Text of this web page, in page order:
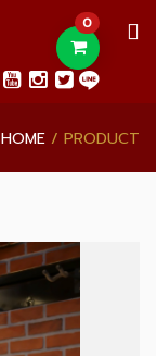
0
HOME PRODUCT